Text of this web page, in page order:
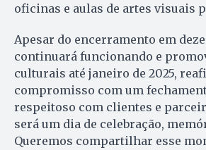
oficinas e aulas de artes visuais
Apesar do encerramento em
continuará funcionando e
culturais até janeiro de 2025,
compromisso com um
respeitoso com clientes e
será um dia de celebração,
Queremos compartilhar esse